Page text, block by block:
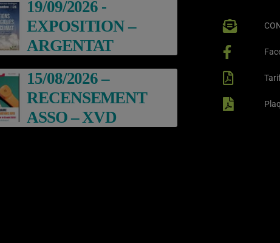
19/09/2026 -
EXPOSITION –
ARGENTAT
15/08/2026 –
RECENSEMENT
ASSO – XVD